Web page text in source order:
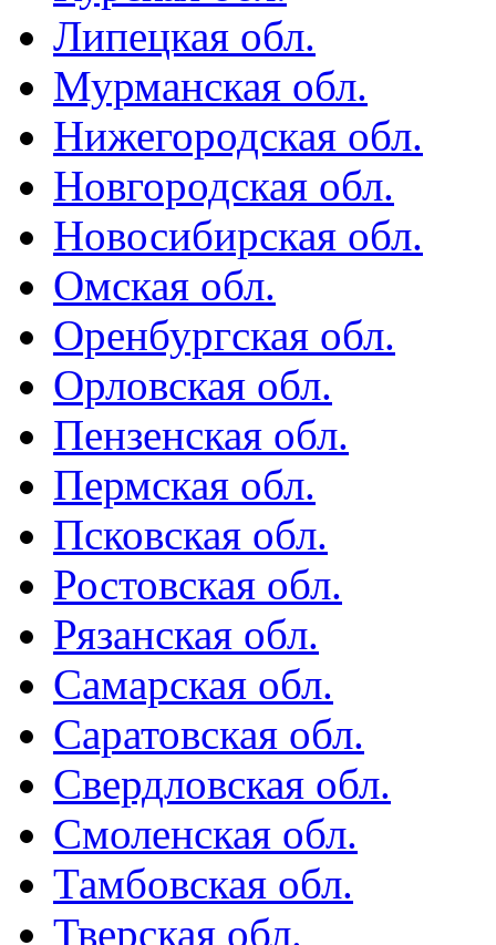
Липецкая обл.
Мурманская обл.
Нижегородская обл.
Новгородская обл.
Новосибирская обл.
Омская обл.
Оренбургская обл.
Орловская обл.
Пензенская обл.
Пермская обл.
Псковская обл.
Ростовская обл.
Рязанская обл.
Самарская обл.
Саратовская обл.
Свердловская обл.
Смоленская обл.
Тамбовская обл.
Тверская обл.